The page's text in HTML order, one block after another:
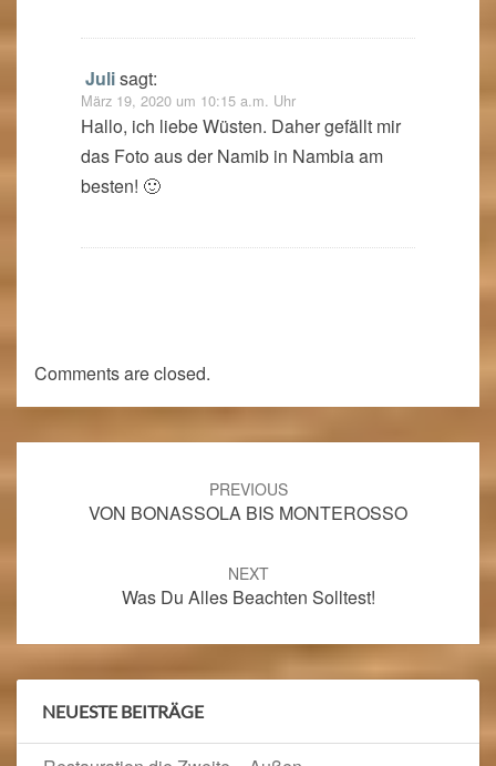
Julisagt:
März 19, 2020 um 10:15 a.m. Uhr
Hallo, ich liebe Wüsten. Daher gefällt mir
das Foto aus der Namib in Nambia am
besten! 🙂
Comments are closed.
PREVIOUS
VON BONASSOLA BIS MONTEROSSO
NEXT
Was Du Alles Beachten Solltest!
NEUESTE BEITRÄGE